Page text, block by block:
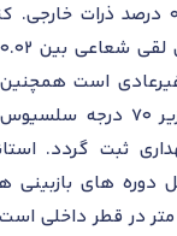
آلودگی مجاز کمتر از 0.1 درصد
است
پس از راه اندازی باید
ثبت گردد.
تا 0.1 میلی متر در قطر